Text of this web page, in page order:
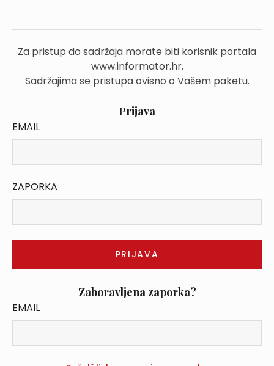
Za pristup do sadržaja morate biti korisnik portala
www.informator.hr.
Sadržajima se pristupa ovisno o Vašem paketu.
Prijava
EMAIL
ZAPORKA
Zaboravljena zaporka?
EMAIL